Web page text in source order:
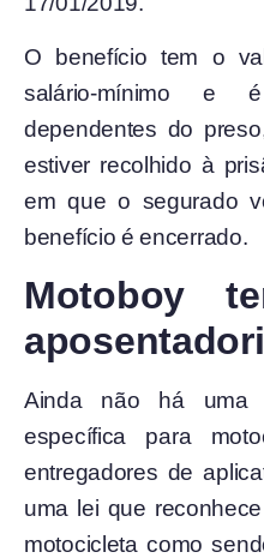
O benefício tem o
salário-mínimo e
dependentes do
estiver recolhido à
em que o segurado
benefício é encerrado.
Motoboy
Ainda não há uma
específica para
entregadores de
uma lei que
motocicleta como